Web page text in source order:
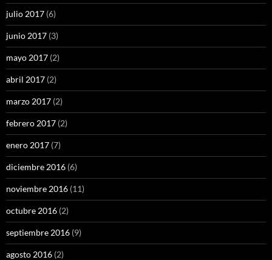
julio 2017 (6)
junio 2017 (3)
mayo 2017 (2)
abril 2017 (2)
marzo 2017 (2)
febrero 2017 (2)
enero 2017 (7)
diciembre 2016 (6)
noviembre 2016 (11)
octubre 2016 (2)
septiembre 2016 (9)
agosto 2016 (2)